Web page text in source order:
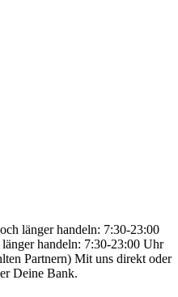
länger handeln: 7:30-23:00
länger handeln: 7:30-23:00 Uhr
Partnern) Mit uns direkt oder
Deine Bank.